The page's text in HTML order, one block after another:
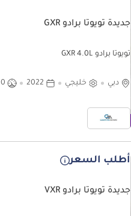
جديدة تويوتا برادو GXR
تويوتا برادو GXR 4.0L
دبي خليجي 2022 0 كيلومتر
أطلب السعر
جديدة تويوتا برادو VXR